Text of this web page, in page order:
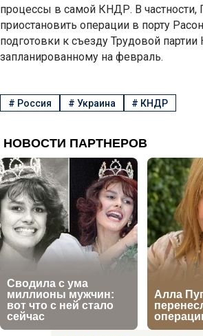
процессы в самой КНДР. В частности,
приостановить операции в порту
подготовки к съезду Трудовой партии
запланированному на февраль.
# Россия # Украина # КНДР